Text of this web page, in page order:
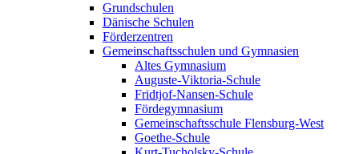
Grundschulen
Dänische Schulen
Förderzentren
Gemeinschaftsschulen und Gymnasien
Altes Gymnasium
Auguste-Viktoria-Schule
Fridtjof-Nansen-Schule
Fördegymnasium
Gemeinschaftsschule Flensburg-West
Goethe-Schule